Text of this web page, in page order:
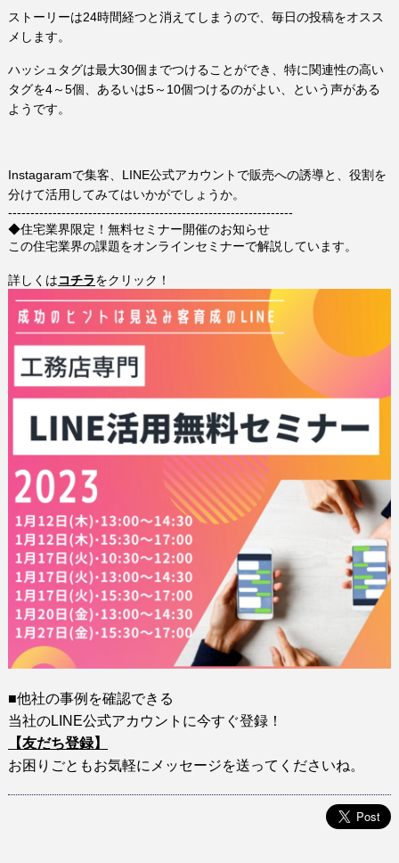
ストーリーは24時間経つと消えてしまうので、毎日の投稿をオスス
メします。
ハッシュタグは最大30個までつけることができ、特に関連性の高い
タグを4～5個、あるいは5～10個つけるのがよい、という声がある
ようです。
Instagaramで集客、LINE公式アカウントで販売への誘導と、役割を
分けて活用してみてはいかがでしょうか。
----------------------------------------------------------------
◆住宅業界限定！無料セミナー開催のお知らせ
この住宅業界の課題をオンラインセミナーで解説しています。
詳しくはコチラをクリック！
■他社の事例を確認できる
当社のLINE公式アカウントに今すぐ登録！
【友だち登録】
お困りごともお気軽にメッセージを送ってくださいね。